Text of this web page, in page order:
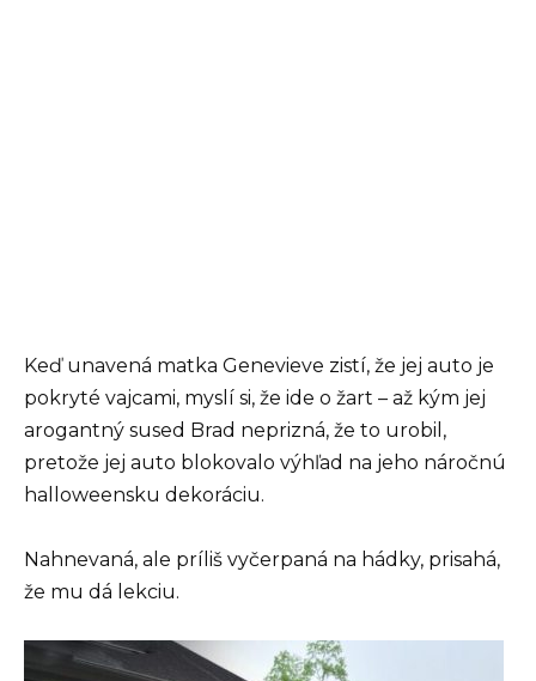
Keď unavená matka Genevieve zistí, že jej auto je
pokryté vajcami, myslí si, že ide o žart – až kým jej
arogantný sused Brad neprizná, že to urobil,
pretože jej auto blokovalo výhľad na jeho náročnú
halloweensku dekoráciu.
Nahnevaná, ale príliš vyčerpaná na hádky, prisahá,
že mu dá lekciu.